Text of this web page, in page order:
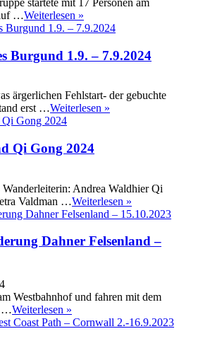
…Weiterlesen »
Burgund 1.9. – 7.9.2024
ärgerlichen Fehlstart- der gebuchte
erst …Weiterlesen »
Qi Gong 2024
Andrea Waldhier Qi
Valdman …Weiterlesen »
Dahner Felsenland –
Westbahnhof und fahren mit dem
…Weiterlesen »